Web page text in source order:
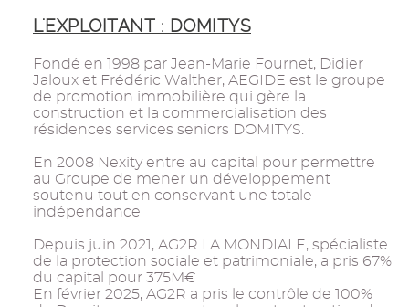
L'EXPLOITANT : DOMITYS
Fondé en 1998 par Jean-Marie Fournet, Didier
Jaloux et Frédéric Walther, AEGIDE est le groupe
de promotion immobilière qui gère la
construction et la commercialisation des
résidences services seniors DOMITYS.
En 2008 Nexity entre au capital pour permettre
au Groupe de mener un développement
soutenu tout en conservant une totale
indépendance
Depuis juin 2021, AG2R LA MONDIALE, spécialiste
de la protection sociale et patrimoniale, a pris 67%
du capital pour 375M€
En février 2025, AG2R a pris le contrôle de 100%